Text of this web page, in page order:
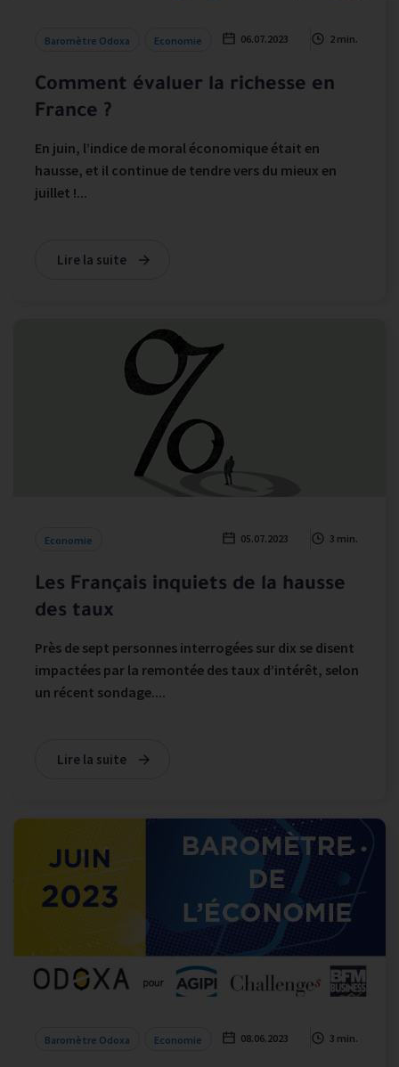
Baromètre Odoxa Economie 06.07.2023 2 min.
Comment évaluer la richesse en
France ?
En juin, l’indice de moral économique était en
hausse, et il continue de tendre vers du mieux en
juillet !...
Lire la suite
Economie 05.07.2023 3 min.
Les Français inquiets de la hausse
des taux
Près de sept personnes interrogées sur dix se disent
impactées par la remontée des taux d’intérêt, selon
un récent sondage....
Lire la suite
Baromètre Odoxa Economie 08.06.2023 3 min.